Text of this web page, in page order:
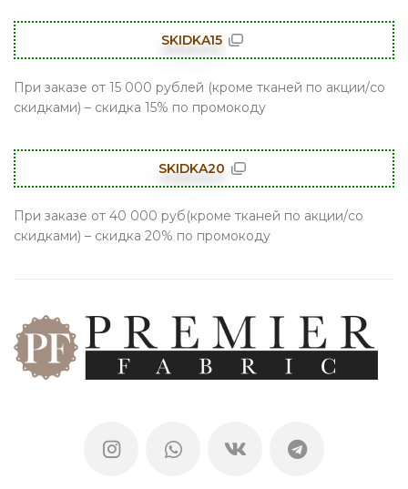
SKIDKA15
При заказе от 15 000 рублей (кроме тканей по акции/со
скидками) – скидка 15% по промокоду
SKIDKA20
При заказе от 40 000 руб(кроме тканей по акции/со
скидками) – скидка 20% по промокоду